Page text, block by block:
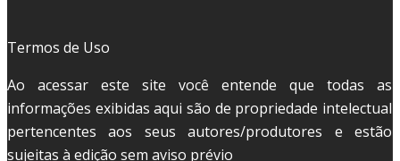
Termos de Uso
Ao acessar este site você entende que todas as
informações exibidas aqui são de propriedade intelectual
pertencentes aos seus autores/produtores e estão
sujeitas à edição sem aviso prévio